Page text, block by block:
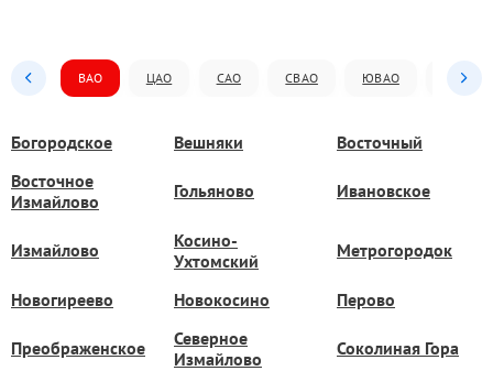
ВАО ЦАО САО СВАО ЮВАО ЮАО
Богородское Вешняки
Восточный
Восточное
Измайлово
Гольяново Ивановское
Измайлово
Косино-
Ухтомский
Метрогородок
Новогиреево Новокосино Перово
Преображенское
Северное
Измайлово
Соколиная Гора